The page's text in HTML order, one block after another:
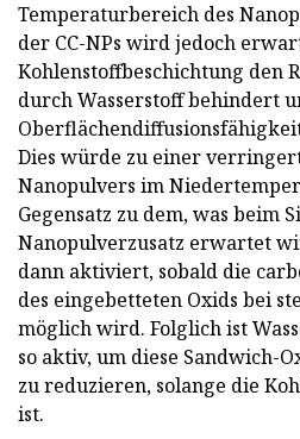
Temperaturbereich des
der CC-NPs wird jedoch
Kohlenstoffbeschichtung den
durch Wasserstoff behindert
Dies würde zu einer
Nanopulvers im
Gegensatz zu dem, was beim
Nanopulverzusatz erwartet
dann aktiviert, sobald die
des eingebetteten Oxids bei
möglich wird. Folglich ist
so aktiv, um diese Sandwich-
zu reduzieren, solange die
ist.